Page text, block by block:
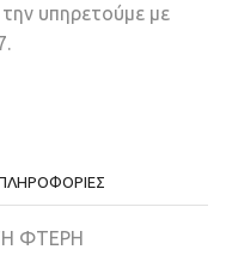
υπηρετούμε με
ΦΤΕΡΗ